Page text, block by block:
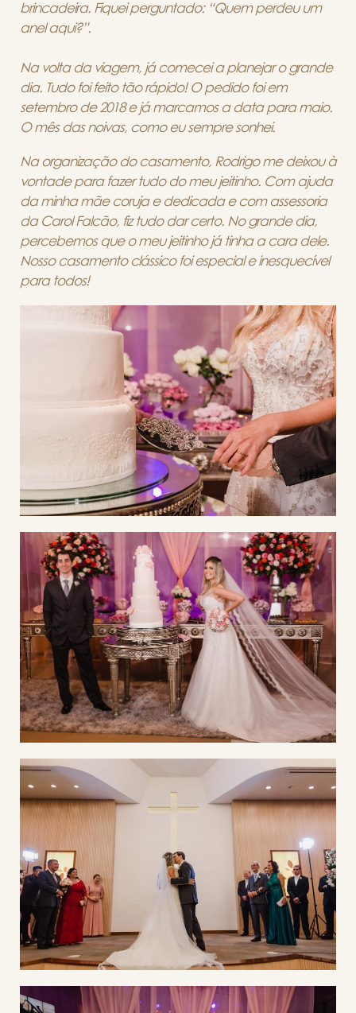
brincadeira. Fiquei perguntado: “Quem perdeu um
anel aqui?”.
Na volta da viagem, já comecei a planejar o grande
dia. Tudo foi feito tão rápido! O pedido foi em
setembro de 2018 e já marcamos a data para maio.
O mês das noivas, como eu sempre sonhei.
Na organização do casamento, Rodrigo me deixou à
vontade para fazer tudo do meu jeitinho. Com ajuda
da minha mãe coruja e dedicada e com assessoria
da Carol Falcão, fiz tudo dar certo. No grande dia,
percebemos que o meu jeitinho já tinha a cara dele.
Nosso casamento clássico foi especial e inesquecível
para todos!